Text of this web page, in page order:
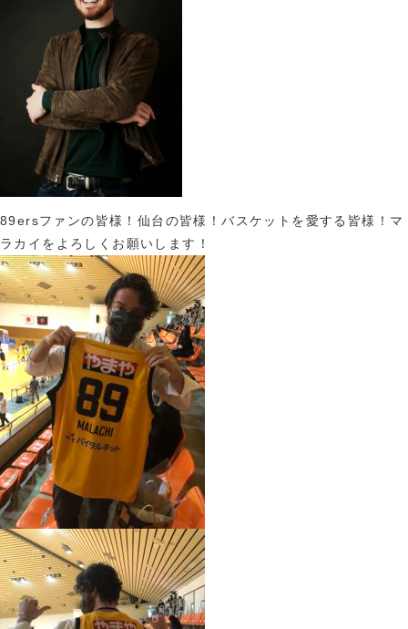
89ersファンの皆様！仙台の皆様！バスケットを愛する皆様！マ
ラカイをよろしくお願いします！